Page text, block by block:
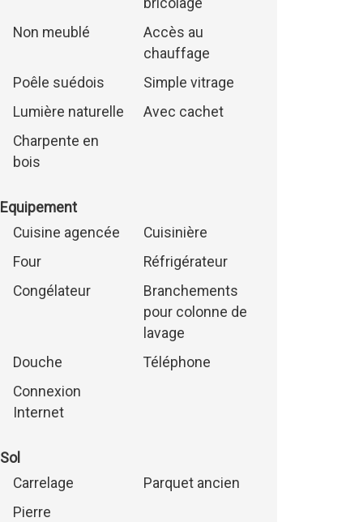
bricolage
Non meublé
Accès au
chauffage
Poêle suédois
Simple vitrage
Lumière naturelle
Avec cachet
Charpente en
bois
Equipement
Cuisine agencée
Cuisinière
Four
Réfrigérateur
Congélateur
Branchements
pour colonne de
lavage
Douche
Téléphone
Connexion
Internet
Sol
Carrelage
Parquet ancien
Pierre